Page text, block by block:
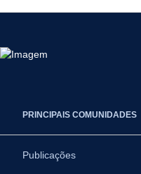
PRINCIPAIS COMUNIDADES
Publicações